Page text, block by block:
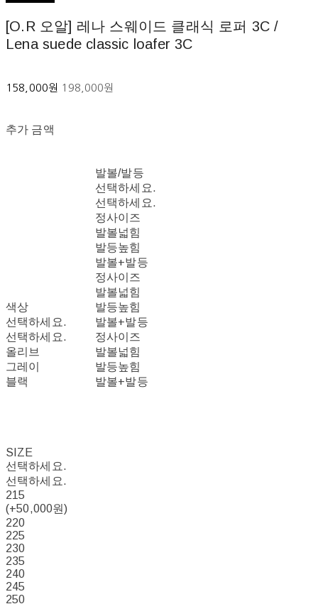
[O.R 오알] 레나 스웨이드 클래식 로퍼 3C /
Lena suede classic loafer 3C
158,000원 198,000원
추가 금액
색상
선택하세요.
선택하세요.
올리브
그레이
블랙
발볼/발등
선택하세요.
선택하세요.
정사이즈
발볼넓힘
발등높힘
발볼+발등
정사이즈
발볼넓힘
발등높힘
발볼+발등
정사이즈
발볼넓힘
발등높힘
발볼+발등
SIZE
선택하세요.
선택하세요.
215
(+50,000원)
220
225
230
235
240
245
250